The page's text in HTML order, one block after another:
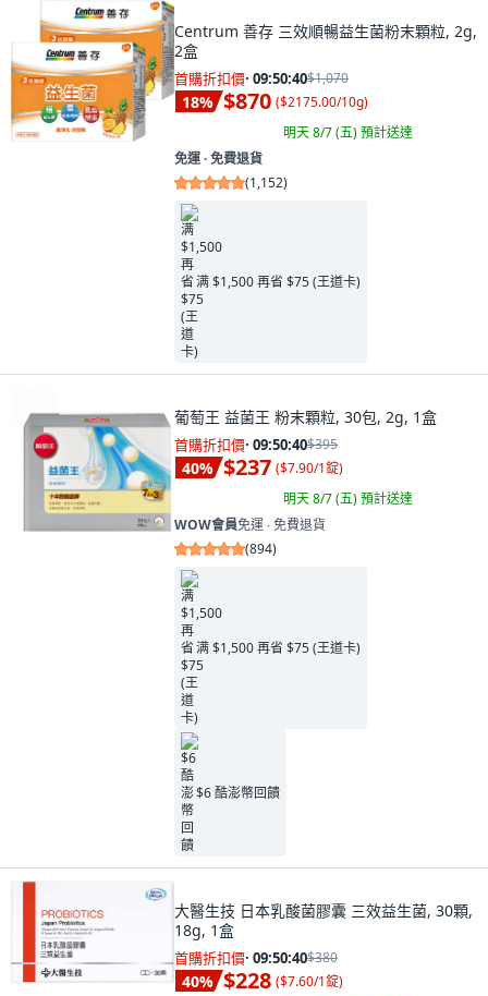
Centrum 善存 三效順暢益生菌粉末顆粒, 2g,
2盒
首購折扣價· 09:50:38$1,070
18% $870 ($2175.00/10g)
明天 8/7 (五)預計送達
免運 ∙ 免費退貨
(1,152)
满 $1,500 再省 $75 (王道卡)
葡萄王 益菌王 粉末顆粒, 30包, 2g, 1盒
首購折扣價· 09:50:38$395
40% $237 ($7.90/1錠)
明天 8/7 (五)預計送達
WOW會員免運 ∙ 免費退貨
(894)
满 $1,500 再省 $75 (王道卡)
$6 酷澎幣回饋
大醫生技 日本乳酸菌膠囊 三效益生菌, 30顆,
18g, 1盒
首購折扣價· 09:50:38$380
40% $228 ($7.60/1錠)